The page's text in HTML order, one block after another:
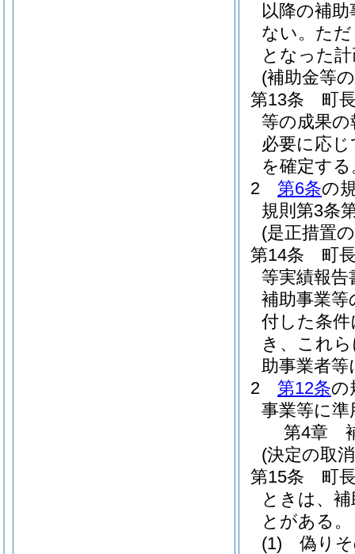
以降の補
ない。 た
となった
(補助金等
第13条
町
等の成果
必要に応
を確定する
2
第6条の
規則第3条
(是正措置
第14条
町
等実績報
補助事業
付した条
き、これ
助事業者
2
第12条の
事業等に準
第4章
(決定の取
第15条
町
ときは、
とがある。
(1)
偽り